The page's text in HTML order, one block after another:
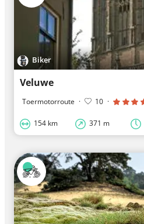
Biker
Veluwe
Toermotorroute · 10 ·
154 km 371 m